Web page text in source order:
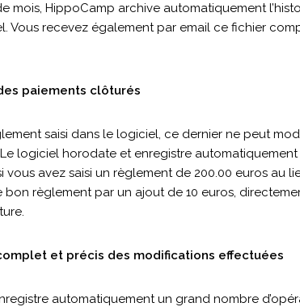
mois, HippoCamp archive automatiquement
Vous recevez également par email ce fichier
paiements clôturés
saisi dans le logiciel, ce dernier ne peut
Le logiciel horodate et enregistre
vous avez saisi un règlement de 200.00 euros au
bon règlement par un ajout de 10 euros,
et précis des modifications effectuées
automatiquement un grand nombre